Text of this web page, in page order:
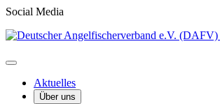
Social Media
Aktuelles
Über uns